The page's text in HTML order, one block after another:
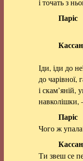
і точать з
Паріс
Іди, іди до
до чарівної,
і
навколішки,
Паріс
Чого ж
Ти звеш се